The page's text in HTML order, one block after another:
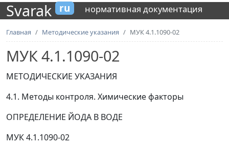
Svarak ru нормативная документация
Главная Методические указания МУК 4.1.1090-02
МУК 4.1.1090-02
МЕТОДИЧЕСКИЕ УКАЗАНИЯ
4.1. Методы контроля. Химические факторы
ОПРЕДЕЛЕНИЕ ЙОДА В ВОДЕ
МУК 4.1.1090-02